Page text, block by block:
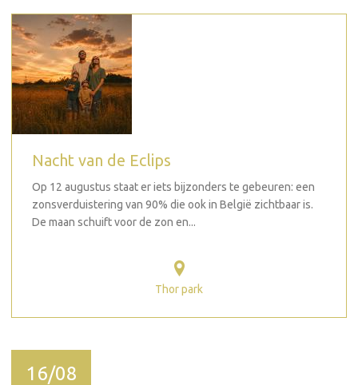
Nacht van de Eclips
Op 12 augustus staat er iets bijzonders te gebeuren: een
zonsverduistering van 90% die ook in België zichtbaar is.
De maan schuift voor de zon en...
Thor park
16/08